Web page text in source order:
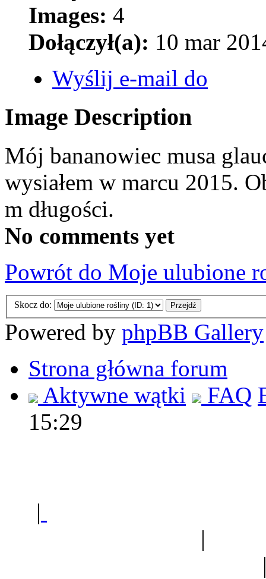
Images: 4
Dołączył(a): 10 mar
Wyślij e-mail do
Image Description
Mój bananowiec musa
wysiałem w marcu 2015.
m długości.
No comments yet
Powrót do Moje ulubione
Skocz do:
Powered by phpBB Gallery
Strona główna forum
Aktywne wątki
FAQ
15:29
|
|